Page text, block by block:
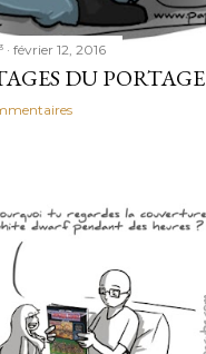
février 12, 2016
DU PORTAGE